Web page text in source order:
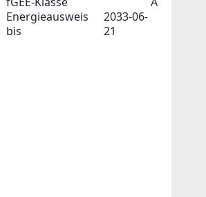
Energieausweis
bis
2033-06-
21